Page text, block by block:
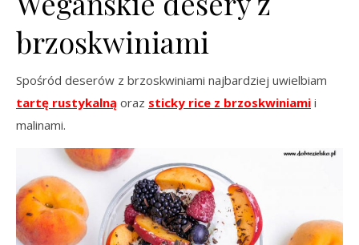
brzoskwiniami
Spośród deserów z brzoskwiniami najbardziej uwielbiam
tartę rustykalną oraz sticky rice z brzoskwiniami i
malinami.